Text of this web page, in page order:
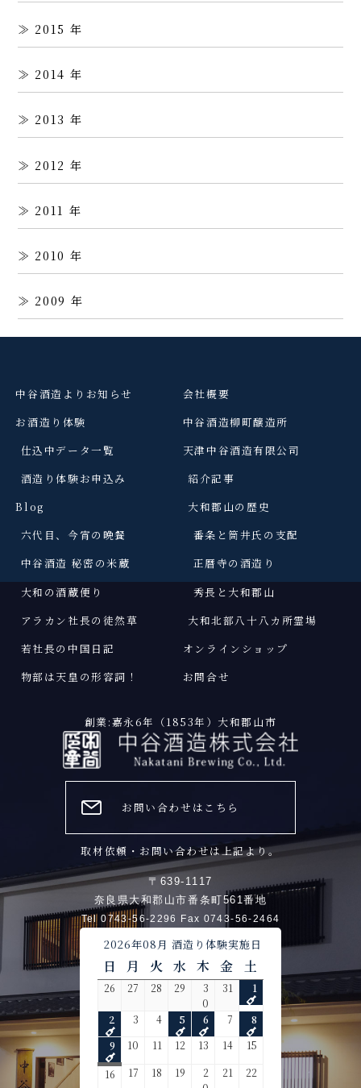
2015
2014
2013
2012
2011
2010
2009
中谷酒造よりお知らせ
お酒造り体験
仕込中データ一覧
酒造り体験お申込み
Blog
六代目、今宵の晩餐
中谷酒造 秘密の米蔵
大和の酒蔵便り
アラカン社長の徒然草
若社長の中国日記
物部は天皇の形容詞 ！
会社概要
中谷酒造柳町醸造所
天津中谷酒造有限公司
紹介記事
大和郡山の歴史
番条と筒井氏の支配
正暦寺の酒造り
秀長と大和郡山
大和北部八十八カ所霊場
オンラインショップ
お問合せ
創業:嘉永6年（1853年）大和郡山市
お問い合わせはこちら
取材依頼・お問い合わせは上記より。
〒639-1117
奈良県大和郡山市番条町561番地
Tel 0743-56-2296 Fax 0743-56-2464